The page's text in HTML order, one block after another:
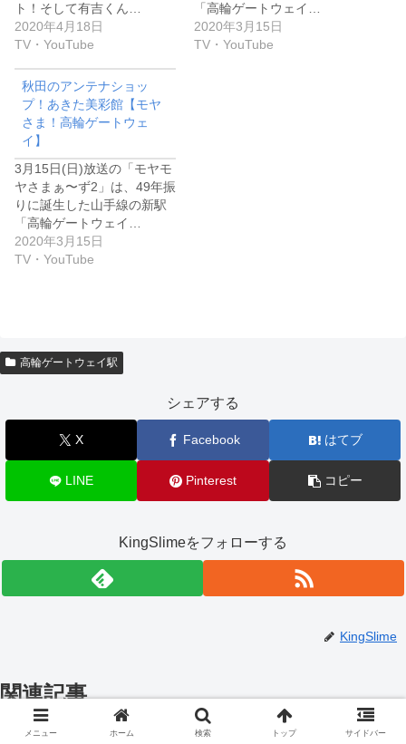
ト！そして有吉くん…
2020年4月18日
TV・YouTube
「高輪ゲートウェイ…
2020年3月15日
TV・YouTube
秋田のアンテナショッ
プ！あきた美彩館【モヤ
さま！高輪ゲートウェ
イ】
3月15日(日)放送の「モヤモ
ヤさまぁ〜ず2」は、49年振
りに誕生した山手線の新駅
「高輪ゲートウェイ…
2020年3月15日
TV・YouTube
高輪ゲートウェイ駅
シェアする
X Facebook はてブ
LINE Pinterest コピー
KingSlimeをフォローする
KingSlime
関連記事
メニュー ホーム 検索 トップ サイドバー